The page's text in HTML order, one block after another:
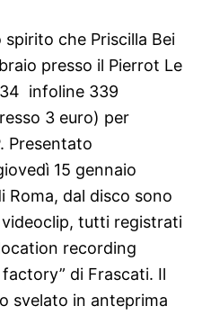
che Priscilla Bei
presso il Pierrot Le
 infoline 339
3 euro) per
Presentato
15 gennaio
Roma, dal disco sono
tutti registrati
recording
di Frascati. Il
svelato in anteprima